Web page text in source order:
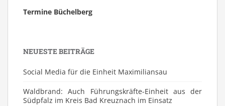
Termine Büchelberg
NEUESTE BEITRÄGE
Social Media für die Einheit Maximiliansau
Waldbrand: Auch Führungskräfte-Einheit aus der
Südpfalz im Kreis Bad Kreuznach im Einsatz